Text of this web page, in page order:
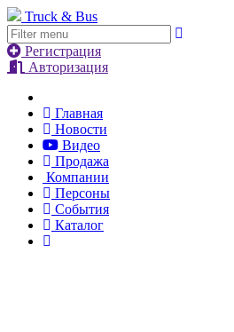
Truck & Bus
Регистрация
Авторизация
Главная
Новости
Видео
Продажа
Компании
Персоны
События
Каталог